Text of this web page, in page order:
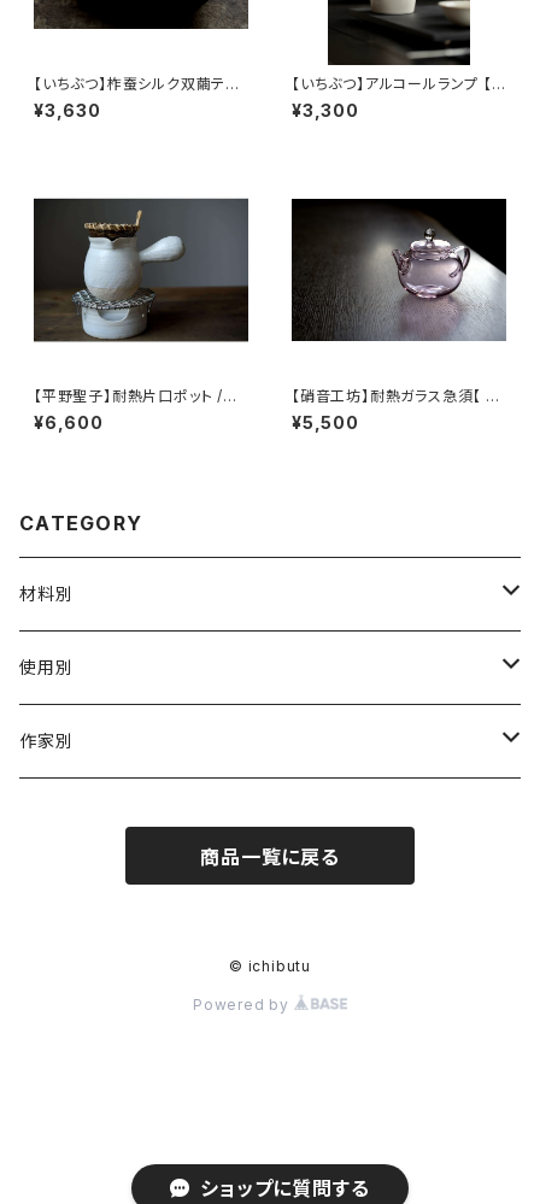
ショップに質問する
【いちぶつ】柞蚕シルク双繭ティ
ッシュカバー【 ichibutu 】Tuss
ah Silk Tissue Case
¥3,630
【いちぶつ】アルコールランプ 【 i
chibutu 】Alcohol Lamp
¥3,300
【平野聖子】耐熱片口ポット /
【Masako Hirano】heat-resi
stant spout pot
¥6,600
【硝音工坊】耐熱ガラス急須【 Sh
ione Studio】Borosilicate g
lass teapot
¥5,500
CATEGORY
材料別
陶磁器
ガラス
使用別
茶壺 急须 土瓶
作家別
商品一覧に戻る
© ichibutu
Powered by